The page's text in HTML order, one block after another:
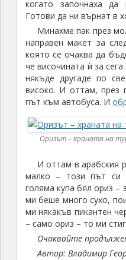
когато започнаха
Готови да ни върнат в
Минахме пак през
направен макет за
която се очаква да
че височината ѝ за
някъде другаде по
високо. И оттам, през
път към автобуса. И
Оризът – храната на
И оттам в арабския
малко – този път си
голяма купа бял ориз –
ми беше много сухо,
ми някакъв пикантен
– само ориз – то ми
Очаквайте
Автор: Владимир